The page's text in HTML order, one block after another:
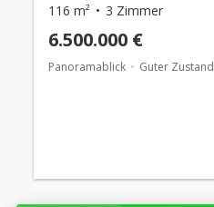
116 m² 3 Zimmer
6.500.000 €
Panoramablick Guter Zustand